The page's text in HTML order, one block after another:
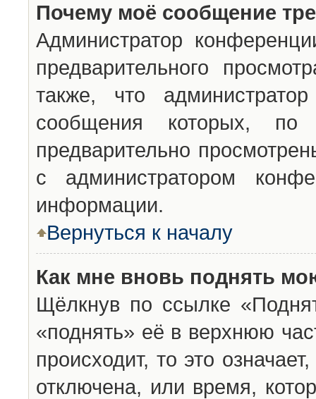
Почему моё сообщение
Администратор
предварительного
также, что
сообщения которых,
предварительно
с администратором
информации.
Вернуться к началу
Как мне вновь поднять
Щёлкнув по ссылке
«поднять» её в верхнюю
происходит, то это
отключена, или время,